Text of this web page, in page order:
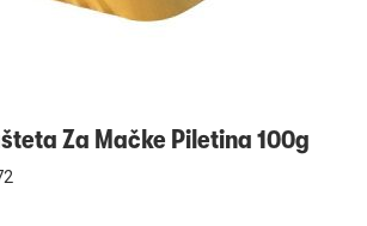
Za Mačke Piletina 100g